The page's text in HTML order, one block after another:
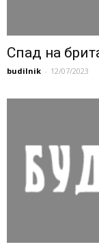
Спад на
budilnik - 12/07/2023